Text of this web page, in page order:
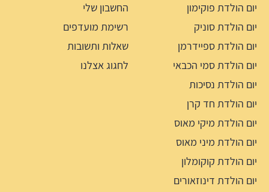
יום הולדת פוקימון
יום הולדת סוניק
יום הולדת ספיידרמן
יום הולדת סמי הכבאי
יום הולדת נסיכות
יום הולדת חד קרן
יום הולדת מיקי מאוס
יום הולדת מיני מאוס
יום הולדת קוקומלון
יום הולדת דינוזאורים
החשבון שלי
רשימת מועדפים
שאלות ותשובות
לחגוג אצלנו